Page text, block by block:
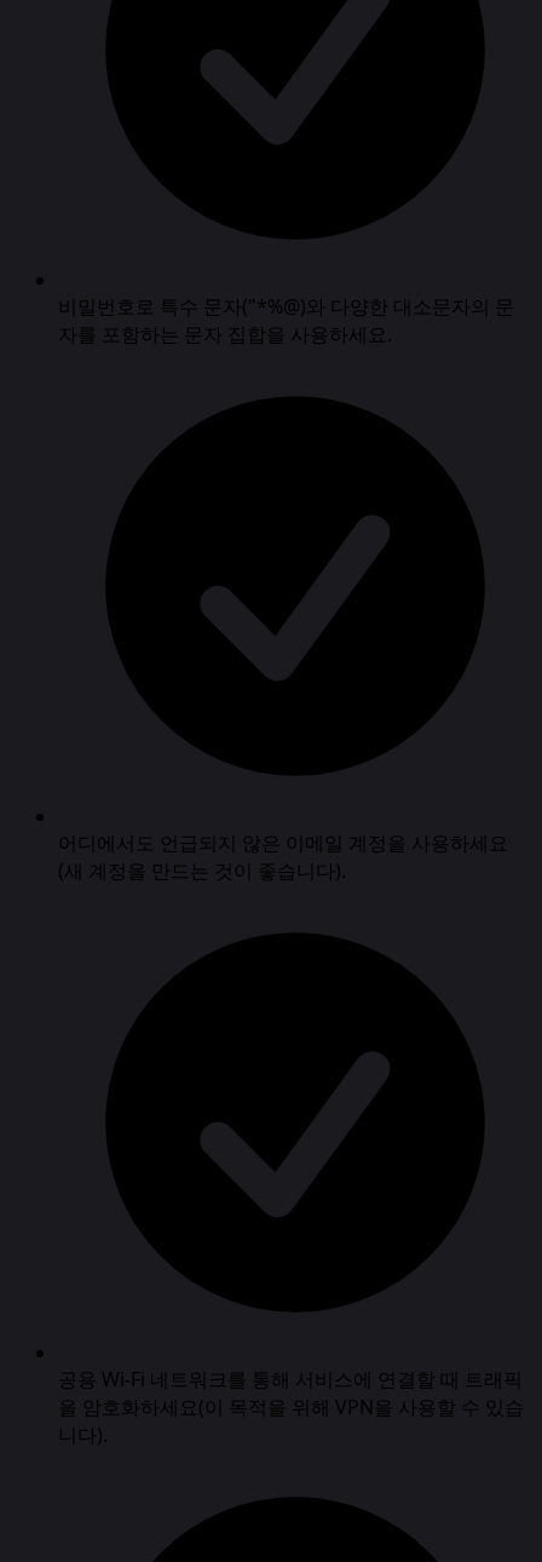
비밀번호로 특수 문자("*%@)와 다양한 대소문자의 문
자를 포함하는 문자 집합을 사용하세요.
어디에서도 언급되지 않은 이메일 계정을 사용하세요
(새 계정을 만드는 것이 좋습니다).
공용 Wi-Fi 네트워크를 통해 서비스에 연결할 때 트래픽
을 암호화하세요(이 목적을 위해 VPN을 사용할 수 있습
니다).